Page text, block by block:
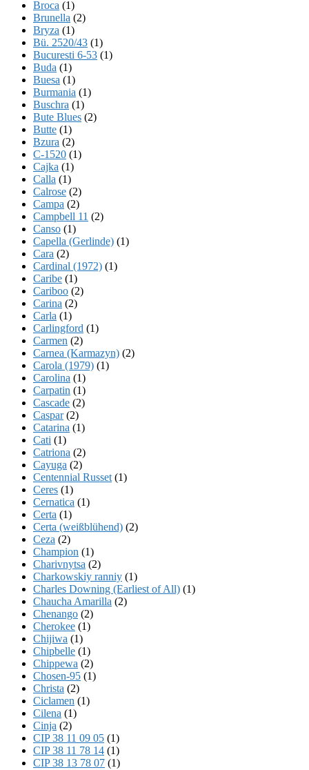
Broca (1)
Brunella (2)
Bryza (1)
Bü. 2520/43 (1)
Bucuresti 6-53 (1)
Buda (1)
Buesa (1)
Burmania (1)
Buschra (1)
Bute Blues (2)
Butte (1)
Bzura (2)
C-1520 (1)
Cajka (1)
Calla (1)
Calrose (2)
Campa (2)
Campbell 11 (2)
Canso (1)
Capella (Gerlinde) (1)
Cara (2)
Cardinal (1972) (1)
Caribe (1)
Cariboo (2)
Carina (2)
Carla (1)
Carlingford (1)
Carmen (2)
Carnea (Karmazyn) (2)
Carola (1979) (1)
Carolina (1)
Carpatin (1)
Cascade (2)
Caspar(2)
Catarina (1)
Cati (1)
Catriona (2)
Cayuga (2)
Centennial Russet (1)
Ceres (1)
Cernatica (1)
Certa (1)
Certa (weißblühend) (2)
Ceza (2)
Champion (1)
Charivnytsa (2)
Charkowskiy ranniy (1)
Charles Downing (Earliest of All) (1)
Chaucha Amarilla (2)
Chenango (2)
Cherokee (1)
Chijiwa (1)
Chipbelle (1)
Chippewa (2)
Chosen-95 (1)
Christa (2)
Ciclamen (1)
Cilena (1)
Cinja (2)
CIP 38 11 09 05 (1)
CIP 38 11 78 14 (1)
CIP 38 13 78 07 (1)